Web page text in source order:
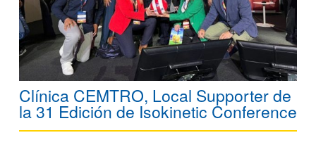
Clínica CEMTRO, Local Supporter de
la 31 Edición de Isokinetic Conference